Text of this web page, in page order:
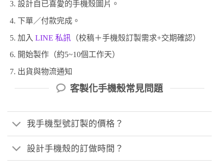
設計自已喜愛的手機殼圖片。
下單／付款完成。
加入 LINE 私訊（校稿＋手機殼訂製需求+交期確認）
開始製作（約5~10個工作天）
出貨與物流通知
客製化手機殼常見問題
我手機型號訂製的價格？
設計手機殼的訂做時間？